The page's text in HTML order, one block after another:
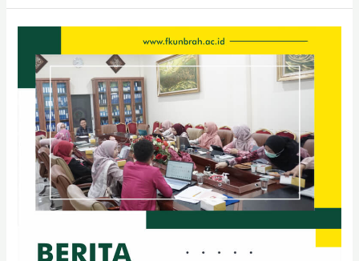
Pengembangan
Kurikulum
Prodi
Kedokteran
oleh
Kurikulum
Fakultas
Universitas